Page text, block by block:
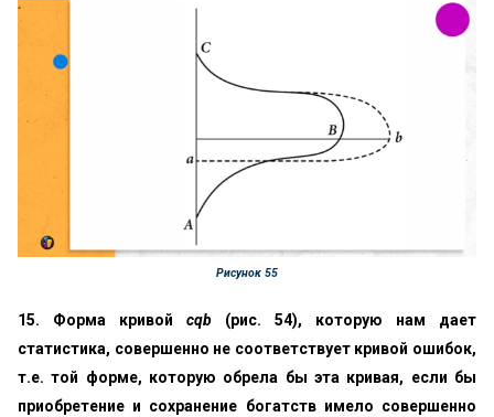
Рисунок 55
15. Форма кривой cqb (рис. 54), которую нам дает
статистика, совершенно не соответствует кривой ошибок,
т.е. той форме, которую обрела бы эта кривая, если бы
приобретение и сохранение богатств имело совершенно